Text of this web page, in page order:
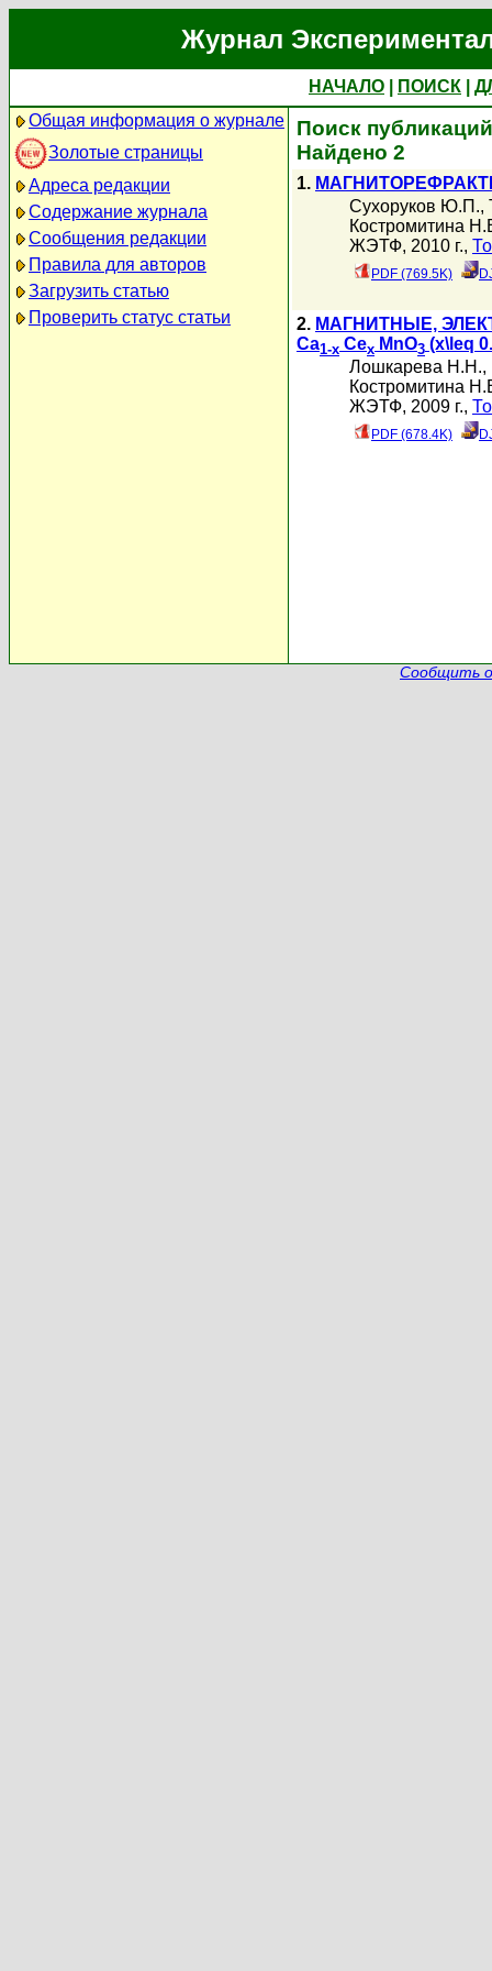
Журнал
НАЧАЛО ПОИСК
Общая информация о журнале
Золотые страницы
Адреса редакции
Содержание журнала
Сообщения редакции
Правила для авторов
Загрузить статью
Проверить статус статьи
Поиск
Найдено 2
1.
Сухоруков Ю.П.,
Костромитина
ЖЭТФ, 2010 г.,
PDF (769.5K)
2. МАГНИТНЫЕ,
Ca1-x Cex MnO3 (x\leq
Лошкарева Н.Н.,
Костромитина
ЖЭТФ, 2009 г.,
PDF (678.4K)
Сообщить о